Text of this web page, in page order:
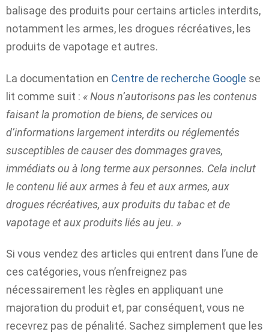
balisage des produits pour certains articles interdits,
notamment les armes, les drogues récréatives, les
produits de vapotage et autres.
La documentation en Centre de recherche Google se
lit comme suit : « Nous n’autorisons pas les contenus
faisant la promotion de biens, de services ou
d’informations largement interdits ou réglementés
susceptibles de causer des dommages graves,
immédiats ou à long terme aux personnes. Cela inclut
le contenu lié aux armes à feu et aux armes, aux
drogues récréatives, aux produits du tabac et de
vapotage et aux produits liés au jeu. »
Si vous vendez des articles qui entrent dans l’une de
ces catégories, vous n’enfreignez pas
nécessairement les règles en appliquant une
majoration du produit et, par conséquent, vous ne
recevrez pas de pénalité. Sachez simplement que les